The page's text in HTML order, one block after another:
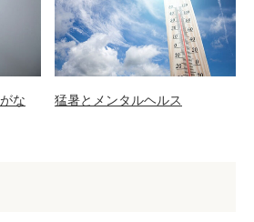
な
猛暑とメンタルヘルス